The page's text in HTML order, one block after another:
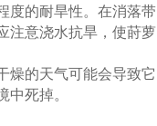
度的耐旱性。在消落带
注意浇水抗旱，使莳萝
燥的天气可能会导致它
死掉。